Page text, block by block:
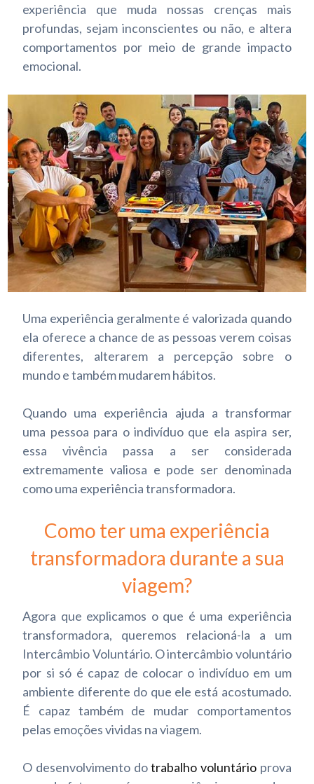
experiência que muda nossas crenças mais
profundas, sejam inconscientes ou não, e altera
comportamentos por meio de grande impacto
emocional.
Uma experiência geralmente é valorizada quando
ela oferece a chance de as pessoas verem coisas
diferentes, alterarem a percepção sobre o
mundo e também mudarem hábitos.
Quando uma experiência ajuda a transformar
uma pessoa para o indivíduo que ela aspira ser,
essa vivência passa a ser considerada
extremamente valiosa e pode ser denominada
como uma experiência transformadora.
Como ter uma experiência
transformadora durante a sua
viagem?
Agora que explicamos o que é uma experiência
transformadora, queremos relacioná-la a um
Intercâmbio Voluntário. O intercâmbio voluntário
por si só é capaz de colocar o indivíduo em um
ambiente diferente do que ele está acostumado.
É capaz também de mudar comportamentos
pelas emoções vividas na viagem.
O desenvolvimento dotrabalho voluntárioprova